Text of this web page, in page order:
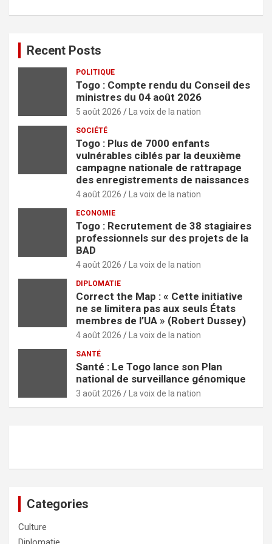
Recent Posts
POLITIQUE
Togo : Compte rendu du Conseil des
ministres du 04 août 2026
5 août 2026 La voix de la nation
SOCIÉTÉ
Togo : Plus de 7000 enfants
vulnérables ciblés par la deuxième
campagne nationale de rattrapage
des enregistrements de naissances
4 août 2026 La voix de la nation
ECONOMIE
Togo : Recrutement de 38 stagiaires
professionnels sur des projets de la
BAD
4 août 2026 La voix de la nation
DIPLOMATIE
Correct the Map : « Cette initiative
ne se limitera pas aux seuls États
membres de l’UA » (Robert Dussey)
4 août 2026 La voix de la nation
SANTÉ
Santé : Le Togo lance son Plan
national de surveillance génomique
3 août 2026 La voix de la nation
Categories
Culture